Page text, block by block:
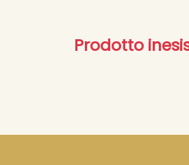
Prodotto